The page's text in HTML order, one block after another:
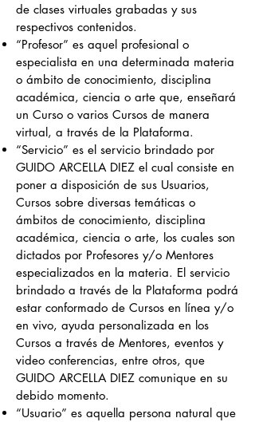
de clases virtuales grabadas y sus
respectivos contenidos.
“Profesor” es aquel profesional o
especialista en una determinada materia
o ámbito de conocimiento, disciplina
académica, ciencia o arte que, enseñará
un Curso o varios Cursos de manera
virtual, a través de la Plataforma.
“Servicio” es el servicio brindado por
GUIDO ARCELLA DIEZ el cual consiste en
poner a disposición de sus Usuarios,
Cursos sobre diversas temáticas o
ámbitos de conocimiento, disciplina
académica, ciencia o arte, los cuales son
dictados por Profesores y/o Mentores
especializados en la materia. El servicio
brindado a través de la Plataforma podrá
estar conformado de Cursos en línea y/o
en vivo, ayuda personalizada en los
Cursos a través de Mentores, eventos y
video conferencias, entre otros, que
GUIDO ARCELLA DIEZ comunique en su
debido momento.
“Usuario” es aquella persona natural que